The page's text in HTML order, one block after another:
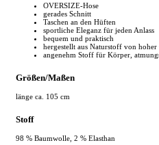
OVERSIZE-Hose
gerades Schnitt
Taschen an den Hüften
sportliche Eleganz für jeden Anlass
bequem und praktisch
hergestellt aus Naturstoff von hoher
angenehm Stoff für Körper,
Größen/Maßen
länge ca. 105 cm
Stoff
98 % Baumwolle, 2 % Elasthan